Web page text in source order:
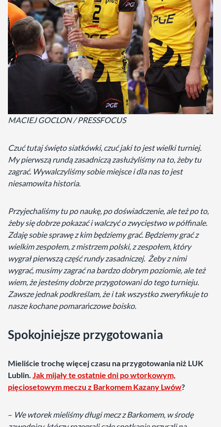
MACIEJ GOCLON / PRESSFOCUS
Czuć tutaj święto siatkówki, czuć jaki to jest wielki turniej.
My pierwszą rundą zasadniczą zasłużyliśmy na to, żeby tu
zagrać. Wywalczyliśmy sobie miejsce i dla nas to jest
niesamowita historia.
Przyjechaliśmy tu po naukę, po doświadczenie, ale też po to,
żeby się dobrze pokazać i walczyć o zwycięstwo w półfinale.
Zdaję sobie sprawę z kim będziemy grać. Będziemy grać z
wielkim zespołem, z mistrzem polski, z zespołem, który
wygrał pierwszą część rundy zasadniczej. Żeby z nimi
wygrać, musimy zagrać na bardzo dobrym poziomie, ale też
wiem, że jesteśmy dobrze przygotowani do tego turnieju.
Zawsze jednak podkreślam, że i tak wszystko zweryfikuje to
nasze kochane pomarańczowe boisko.
Spokojniejsze przygotowania
Mieliście trochę więcej czasu na przygotowania niż LUK
Lublin. Jak mijały te ostatnie dni po wtorkowym,
pięciosetowym meczu z Barkomem Kazany Lwów?
– We wtorek mieliśmy długi mecz z Barkomem, w środę